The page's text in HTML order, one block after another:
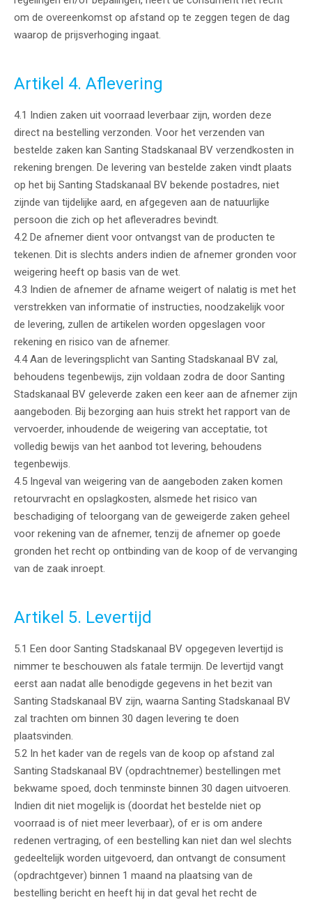
om de overeenkomst op afstand op te zeggen tegen de dag
waarop de prijsverhoging ingaat.
Artikel 4. Aflevering
4.1 Indien zaken uit voorraad leverbaar zijn, worden deze
direct na bestelling verzonden. Voor het verzenden van
bestelde zaken kan Santing Stadskanaal BV verzendkosten in
rekening brengen. De levering van bestelde zaken vindt plaats
op het bij Santing Stadskanaal BV bekende postadres, niet
zijnde van tijdelijke aard, en afgegeven aan de natuurlijke
persoon die zich op het afleveradres bevindt.
4.2 De afnemer dient voor ontvangst van de producten te
tekenen. Dit is slechts anders indien de afnemer gronden voor
weigering heeft op basis van de wet.
4.3 Indien de afnemer de afname weigert of nalatig is met het
verstrekken van informatie of instructies, noodzakelijk voor
de levering, zullen de artikelen worden opgeslagen voor
rekening en risico van de afnemer.
4.4 Aan de leveringsplicht van Santing Stadskanaal BV zal,
behoudens tegenbewijs, zijn voldaan zodra de door Santing
Stadskanaal BV geleverde zaken een keer aan de afnemer zijn
aangeboden. Bij bezorging aan huis strekt het rapport van de
vervoerder, inhoudende de weigering van acceptatie, tot
volledig bewijs van het aanbod tot levering, behoudens
tegenbewijs.
4.5 Ingeval van weigering van de aangeboden zaken komen
retourvracht en opslagkosten, alsmede het risico van
beschadiging of teloorgang van de geweigerde zaken geheel
voor rekening van de afnemer, tenzij de afnemer op goede
gronden het recht op ontbinding van de koop of de vervanging
van de zaak inroept.
Artikel 5. Levertijd
5.1 Een door Santing Stadskanaal BV opgegeven levertijd is
nimmer te beschouwen als fatale termijn. De levertijd vangt
eerst aan nadat alle benodigde gegevens in het bezit van
Santing Stadskanaal BV zijn, waarna Santing Stadskanaal BV
zal trachten om binnen 30 dagen levering te doen
plaatsvinden.
5.2 In het kader van de regels van de koop op afstand zal
Santing Stadskanaal BV (opdrachtnemer) bestellingen met
bekwame spoed, doch tenminste binnen 30 dagen uitvoeren.
Indien dit niet mogelijk is (doordat het bestelde niet op
voorraad is of niet meer leverbaar), of er is om andere
redenen vertraging, of een bestelling kan niet dan wel slechts
gedeeltelijk worden uitgevoerd, dan ontvangt de consument
(opdrachtgever) binnen 1 maand na plaatsing van de
bestelling bericht en heeft hij in dat geval het recht de